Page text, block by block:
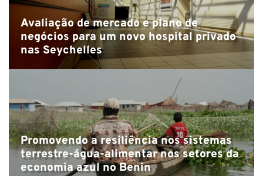
Avaliação de mercado e plano de
negócios para um novo hospital privado
nas Seychelles
Promovendo a resiliência nos sistemas
terrestre-água-alimentar nos setores da
economia azul no Benin